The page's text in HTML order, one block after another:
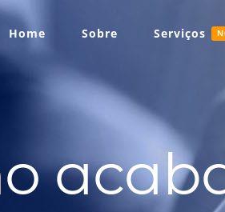
Home Sobre Serviços